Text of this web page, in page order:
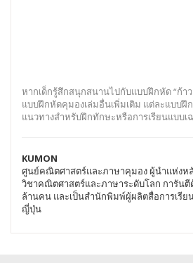
หากเด็กรู้สึกสนุกสนานไปกับแบบฝึกหัด “ก้า
แบบฝึกหัดคุมองเล่มอื่นเพิ่มเติม แต่ละแบบฝึ
แนวทางสำหรับฝึกทักษะหรือการเรียนแบบเ
KUMON
ศูนย์คณิตศาสตร์และภาษาคุมอง ผู้นำแห่งหลั
วิชาคณิตศาสตร์และภาษาระดับโลก การันตี
ล้านคน และเป็นสำนักพิมพ์ผู้ผลิตสื่อการเรีย
ญี่ปุ่น